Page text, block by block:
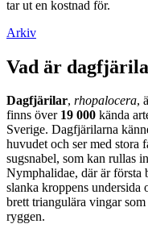
tar ut en kostnad för.
Arkiv
Vad är
Dagfjärilar, rhopalocera,
finns över 19 000 kända
Sverige. Dagfjärilarna
huvudet och ser med stora
sugsnabel, som kan rullas
Nymphalidae, där är första
slanka kroppens undersida
brett triangulära vingar
ryggen.